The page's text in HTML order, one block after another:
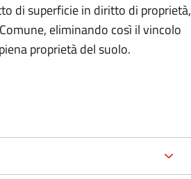
di superficie in diritto di proprietà,
eliminando così il vincolo
proprietà del suolo.